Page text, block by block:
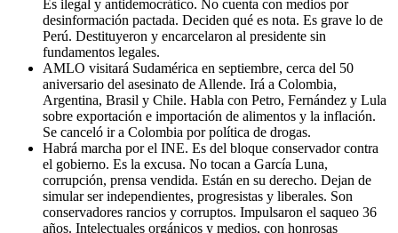
Es ilegal y antidemocrático. No cuenta con medios por
desinformación pactada. Deciden qué es nota. Es grave lo de
Perú. Destituyeron y encarcelaron al presidente sin
fundamentos legales.
AMLO visitará Sudamérica en septiembre, cerca del 50
aniversario del asesinato de Allende. Irá a Colombia,
Argentina, Brasil y Chile. Habla con Petro, Fernández y Lula
sobre exportación e importación de alimentos y la inflación.
Se canceló ir a Colombia por política de drogas.
Habrá marcha por el INE. Es del bloque conservador contra
el gobierno. Es la excusa. No tocan a García Luna,
corrupción, prensa vendida. Están en su derecho. Dejan de
simular ser independientes, progresistas y liberales. Son
conservadores rancios y corruptos. Impulsaron el saqueo 36
años. Intelectuales orgánicos y medios, con honrosas